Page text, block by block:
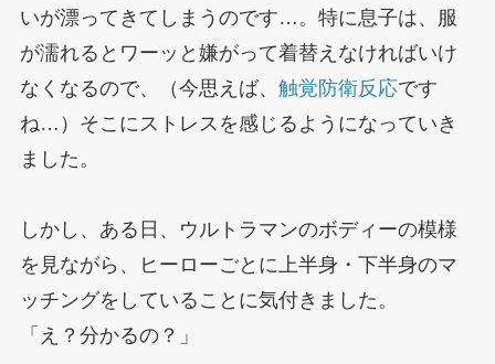
いが漂ってきてしまうのです…。特に息子は、服
が濡れるとワーッと嫌がって着替えなければいけ
なくなるので、（今思えば、 触覚防衛反応です
ね…）そこにストレスを感じるようになっていき
ました。
しかし、ある日、ウルトラマンのボディーの模様
を見ながら、ヒーローごとに上半身・下半身のマ
ッチングをしていることに気付きました。
「え？分かるの？」